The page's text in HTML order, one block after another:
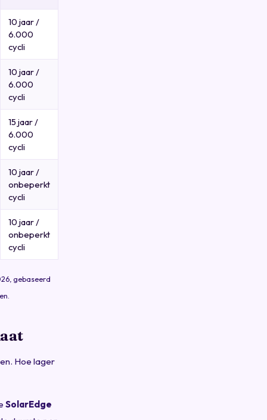
10 jaar /
6.000
cycli
10 jaar /
6.000
cycli
15 jaar /
6.000
cycli
10 jaar /
onbeperkt
cycli
10 jaar /
onbeperkt
cycli
gebaseerd
Hoe lager
SolarEdge